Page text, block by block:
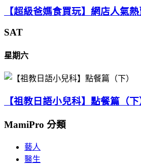
【超級爸媽食買玩】網店人氣
SAT
星期六
【祖教日語小兒科】點餐篇（下
MamiPro 分類
藝人
醫生